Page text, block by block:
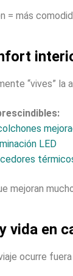
= más
“vives” la
LED
mejoran
vida en
ocurre